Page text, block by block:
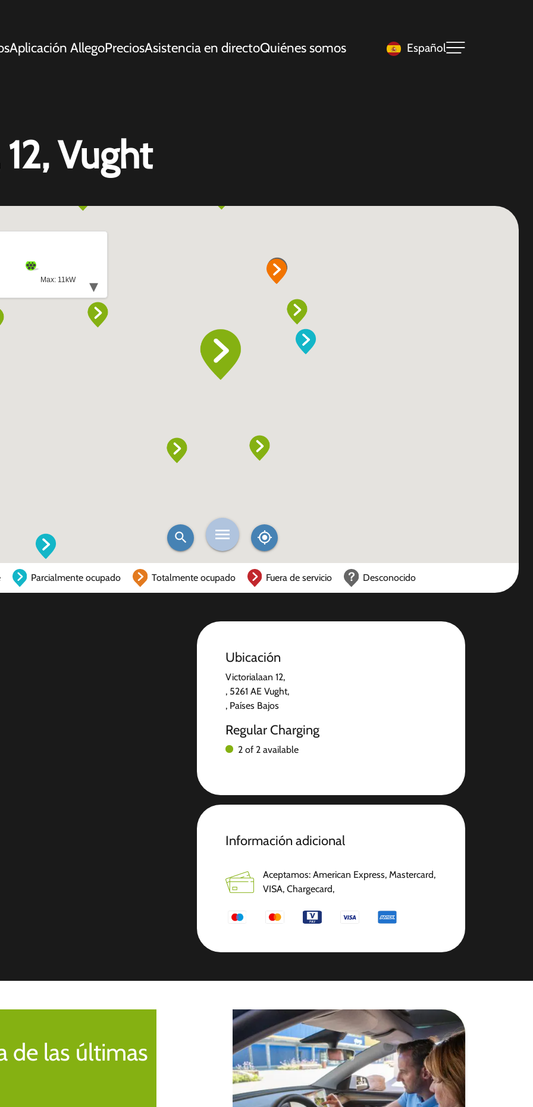
Aplicación AllegoPreciosAsistencia en directoQuiénes somos Español
Vught
Parcialmente ocupado Totalmente ocupado Fuera de servicio Desconocido
Ubicación
Victorialaan 12,
, 5261 AE Vught,
, Países Bajos
Regular Charging
2 of 2 available
Información adicional
Aceptamos: American Express, Mastercard,
VISA, Chargecard,
de las últimas